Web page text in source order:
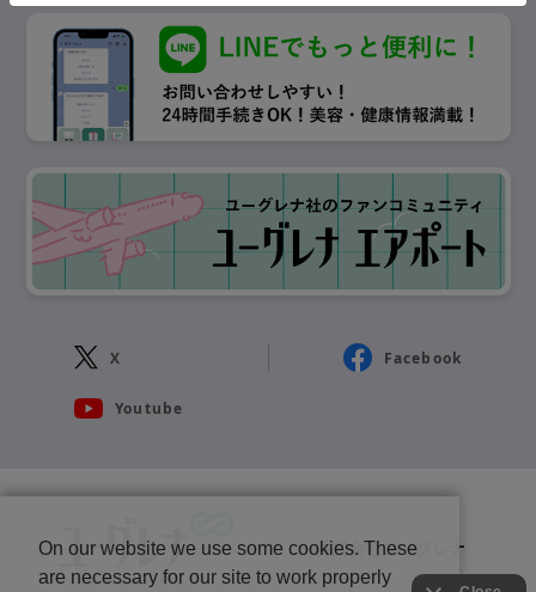
On our website we use some cookies. These
are necessary for our site to work properly
X Facebook
Youtube
株式会社ユーグレナ